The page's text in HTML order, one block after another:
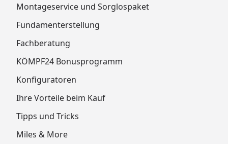
Montageservice und Sorglospaket
Fundamenterstellung
Fachberatung
KÖMPF24 Bonusprogramm
Konfiguratoren
Ihre Vorteile beim Kauf
Tipps und Tricks
Miles & More